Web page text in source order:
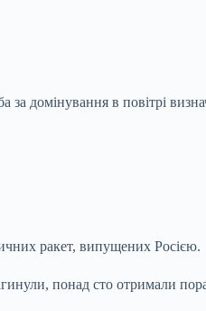
домінування в повітрі
ракет, випущених Росією.
понад сто отримали